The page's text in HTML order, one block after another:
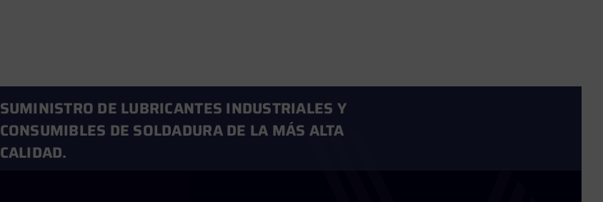
SUMINISTRO DE LUBRICANTES INDUSTRIALES Y
CONSUMIBLES DE SOLDADURA DE LA MÁS ALTA
CALIDAD.